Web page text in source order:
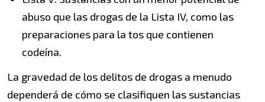
abuso que las drogas de la Lista IV, como las
preparaciones para la tos que contienen
codeína.
La gravedad de los delitos de drogas a menudo
dependerá de cómo se clasifiquen las sustancias